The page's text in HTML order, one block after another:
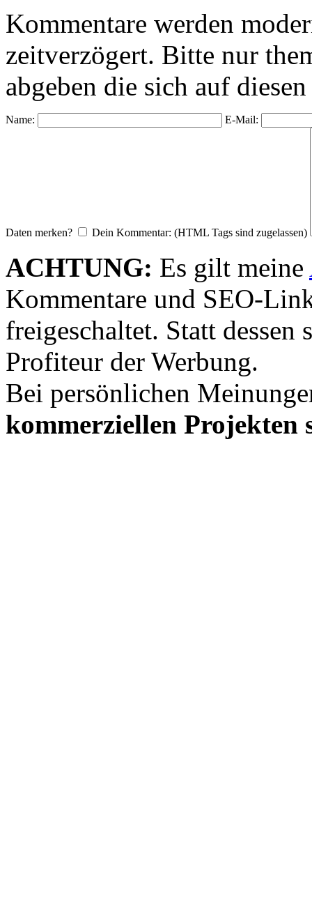
Kommentare werden
zeitverzögert. Bitte nur
abgeben die sich auf
Name: E-Mail:
Daten merken? Dein Kommentar: (HTML Tags sind zugelassen)
ACHTUNG: Es gilt meine
Kommentare und SEO-
freigeschaltet. Statt dessen
Profiteur der Werbung.
Bei persönlichen
kommerziellen Projekten